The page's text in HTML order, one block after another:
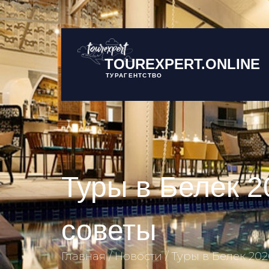
TOUREXPERT.ONLINE
ТУРАГЕНТСТВО
Туры в Белек
советы
Главная Новости Туры в Белек